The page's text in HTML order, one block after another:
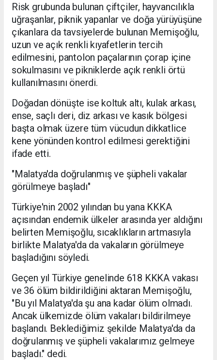
Risk grubunda bulunan çiftçiler, hayvancılıkla
uğraşanlar, piknik yapanlar ve doğa yürüyüşüne
çıkanlara da tavsiyelerde bulunan Memişoğlu,
uzun ve açık renkli kıyafetlerin tercih
edilmesini, pantolon paçalarının çorap içine
sokulmasını ve pikniklerde açık renkli örtü
kullanılmasını önerdi.
Doğadan dönüşte ise koltuk altı, kulak arkası,
ense, saçlı deri, diz arkası ve kasık bölgesi
başta olmak üzere tüm vücudun dikkatlice
kene yönünden kontrol edilmesi gerektiğini
ifade etti.
"Malatya'da doğrulanmış ve şüpheli vakalar
görülmeye başladı"
Türkiye'nin 2002 yılından bu yana KKKA
açısından endemik ülkeler arasında yer aldığını
belirten Memişoğlu, sıcaklıkların artmasıyla
birlikte Malatya'da da vakaların görülmeye
başladığını söyledi.
Geçen yıl Türkiye genelinde 618 KKKA vakası
ve 36 ölüm bildirildiğini aktaran Memişoğlu,
"Bu yıl Malatya'da şu ana kadar ölüm olmadı.
Ancak ülkemizde ölüm vakaları bildirilmeye
başlandı. Beklediğimiz şekilde Malatya'da da
doğrulanmış ve şüpheli vakalarımız gelmeye
başladı." dedi.